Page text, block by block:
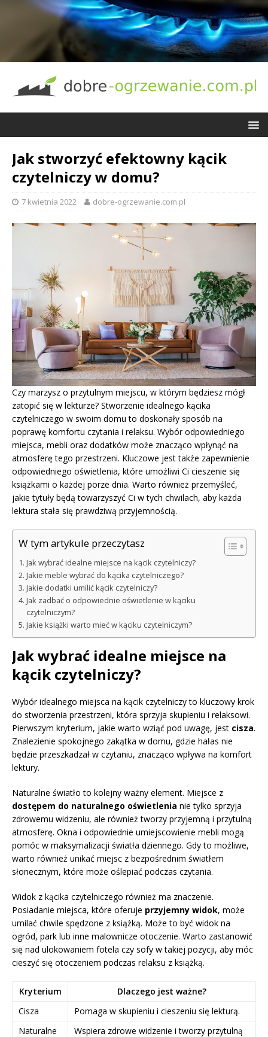
Jak stworzyć efektowny kącik
czytelniczy w domu?
7 kwietnia 2022 dobre-ogrzewanie.com.pl
Czy marzysz o przytulnym miejscu, w którym będziesz mógł
zatopić się w lekturze? Stworzenie idealnego kącika
czytelniczego w swoim domu to doskonały sposób na
poprawę komfortu czytania i relaksu. Wybór odpowiedniego
miejsca, mebli oraz dodatków może znacząco wpłynąć na
atmosferę tego przestrzeni. Kluczowe jest także zapewnienie
odpowiedniego oświetlenia, które umożliwi Ci cieszenie się
książkami o każdej porze dnia. Warto również przemyśleć,
jakie tytuły będą towarzyszyć Ci w tych chwilach, aby każda
lektura stała się prawdziwą przyjemnością.
W tym artykule przeczytasz
Jak wybrać idealne miejsce na kącik czytelniczy?
Jakie meble wybrać do kącika czytelniczego?
Jakie dodatki umilić kącik czytelniczy?
Jak zadbać o odpowiednie oświetlenie w kąciku
czytelniczym?
Jakie książki warto mieć w kąciku czytelniczym?
Jak wybrać idealne miejsce na
kącik czytelniczy?
Wybór idealnego miejsca na kącik czytelniczy to kluczowy krok
do stworzenia przestrzeni, która sprzyja skupieniu i relaksowi.
Pierwszym kryterium, jakie warto wziąć pod uwagę, jest cisza.
Znalezienie spokojnego zakątka w domu, gdzie hałas nie
będzie przeszkadzał w czytaniu, znacząco wpływa na komfort
lektury.
Naturalne światło to kolejny ważny element. Miejsce z
dostępem do naturalnego oświetlenia nie tylko sprzyja
zdrowemu widzeniu, ale również tworzy przyjemną i przytulną
atmosferę. Okna i odpowiednie umiejscowienie mebli mogą
pomóc w maksymalizacji światła dziennego. Gdy to możliwe,
warto również unikać miejsc z bezpośrednim światłem
słonecznym, które może oślepiać podczas czytania.
Widok z kącika czytelniczego również ma znaczenie.
Posiadanie miejsca, które oferuje przyjemny widok, może
umilać chwile spędzone z książką. Może to być widok na
ogród, park lub inne malownicze otoczenie. Warto zastanowić
się nad ulokowaniem fotela czy sofy w takiej pozycji, aby móc
cieszyć się otoczeniem podczas relaksu z książką.
Kryterium
Dlaczego jest ważne?
Cisza
Pomaga w skupieniu i cieszeniu się lekturą.
Naturalne
Wspiera zdrowe widzenie i tworzy przytulną